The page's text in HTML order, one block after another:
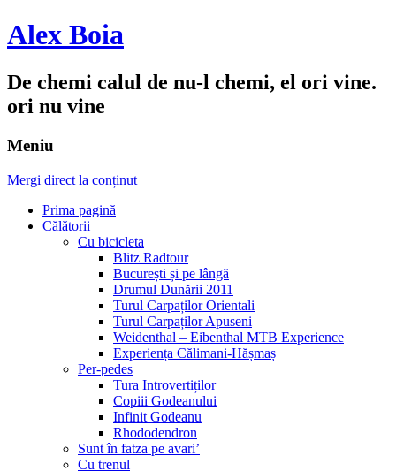
Alex Boia
De chemi calul de nu-l chemi, el ori vine.
ori nu vine
Meniu
Mergi direct la conținut
Prima pagină
Călătorii
Cu bicicleta
Blitz Radtour
București și pe lângă
Drumul Dunării 2011
Turul Carpaților Orientali
Turul Carpaților Apuseni
Weidenthal – Eibenthal MTB Experience
Experiența Călimani-Hășmaș
Per-pedes
Tura Introvertiților
Copiii Godeanului
Infinit Godeanu
Rhododendron
Sunt în fatza pe avari’
Cu trenul